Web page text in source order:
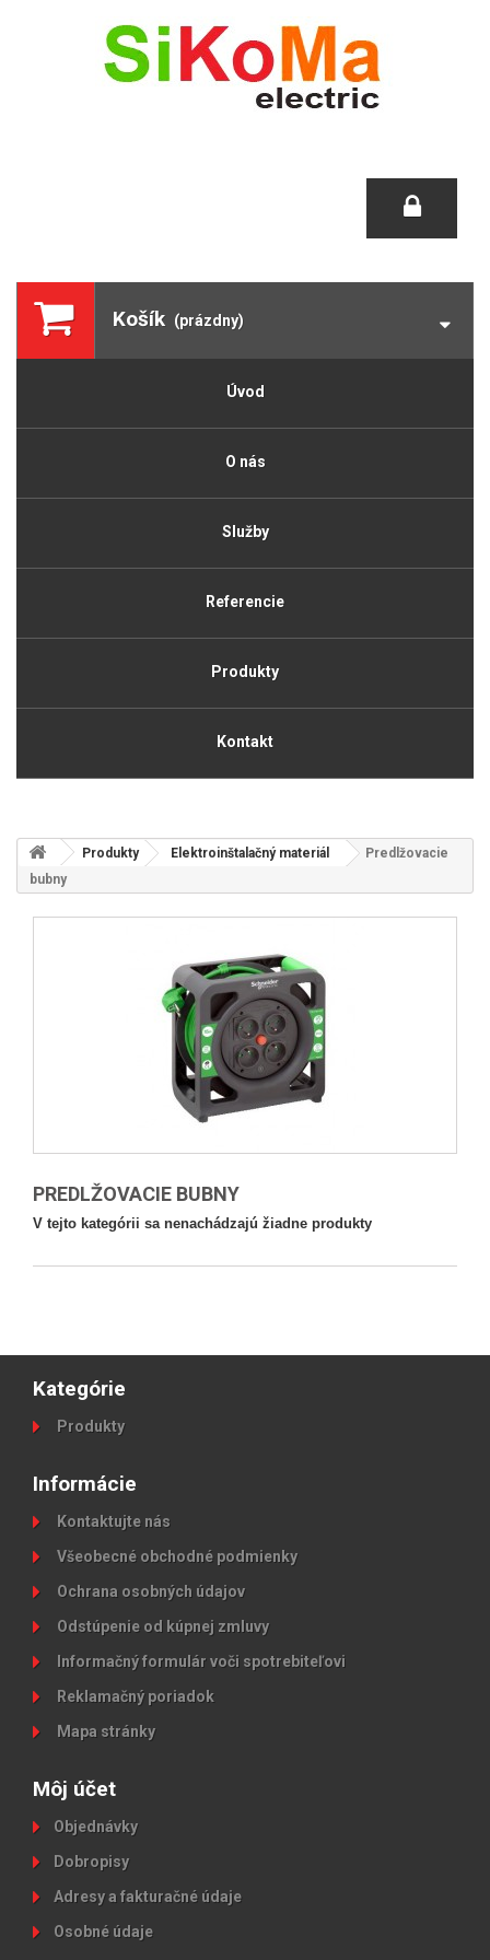
Košík (prázdny)
Úvod
O nás
Služby
Referencie
Produkty
Kontakt
Produkty Elektroinštalačný materiál
Predlžovacie
bubny
PREDLŽOVACIE BUBNY
V tejto kategórii sa nenachádzajú žiadne produkty
Kategórie
Produkty
Informácie
Kontaktujte nás
Všeobecné obchodné podmienky
Ochrana osobných údajov
Odstúpenie od kúpnej zmluvy
Informačný formulár voči spotrebiteľovi
Reklamačný poriadok
Mapa stránky
Môj účet
Objednávky
Dobropisy
Adresy a fakturačné údaje
Osobné údaje